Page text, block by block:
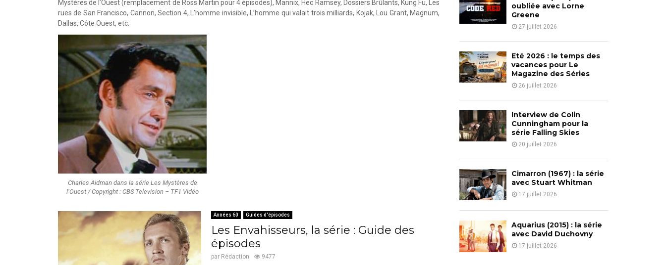
Mystères de l’Ouest (remplacement de Ross Martin pour 4 épisodes), Mannix, Hec Ramsey, Dossiers Brûlants, Kung Fu, Les
rues de San Francisco, Cannon, Section 4, L’homme invisible, L’homme qui valait trois milliards, Kojak, Lou Grant, Magnum,
Dallas, Côte Ouest, etc.
Charles Aidman dans la série Les Mystères de
l’Ouest / Copyright : CBS Television – TF1 Vidéo
Années 60 Guides d'épisodes
Les Envahisseurs, la série : Guide des
épisodes
par Rédaction 9477
o
r
:
H
oubliée avec Lorne
Greene
27 juillet 2026
Eté 2026 : le temps des
vacances pour Le
Magazine des Séries
26 juillet 2026
Interview de Colin
Cunningham pour la
série Falling Skies
20 juillet 2026
Cimarron (1967) : la série
avec Stuart Whitman
17 juillet 2026
Aquarius (2015) : la série
avec David Duchovny
17 juillet 2026